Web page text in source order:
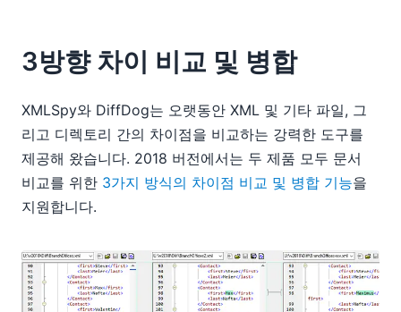
3방향 차이 비교 및 병합
XMLSpy와 DiffDog는 오랫동안 XML 및 기타 파일, 그
리고 디렉토리 간의 차이점을 비교하는 강력한 도구를
제공해 왔습니다. 2018 버전에서는 두 제품 모두 문서
비교를 위한 3가지 방식의 차이점 비교 및 병합 기능을
지원합니다.